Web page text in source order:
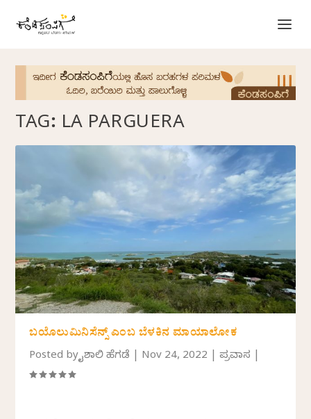
TAG: LA PARGUERA
ಬಯೊಲುಮಿನಿಸೆನ್ಸ್ ಎಂಬ ಬೆಳಕಿನ ಮಾಯಾಲೋಕ
Posted byವೈಶಾಲಿ ಹೆಗಡೆ Nov 24, 2022 |ಪ್ರವಾಸ